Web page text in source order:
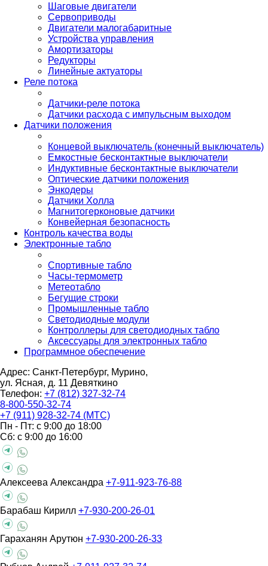
Шаговые двигатели
Сервоприводы
Двигатели малогабаритные
Устройства управления
Амортизаторы
Редукторы
Линейные актуаторы
Реле потока
Датчики-реле потока
Датчики расхода с импульсным выходом
Датчики положения
Концевой выключатель (конечный выключатель)
Емкостные бесконтактные выключатели
Индуктивные бесконтактные выключатели
Оптические датчики положения
Энкодеры
Датчики Холла
Магнитогерконовые датчики
Конвейерная безопасность
Контроль качества воды
Электронные табло
Спортивные табло
Часы-термометр
Метеотабло
Бегущие строки
Промышленные табло
Светодиодные модули
Контроллеры для светодиодных табло
Аксессуары для электронных табло
Программное обеспечение
Адрес: Санкт-Петербург, Мурино,
ул. Ясная, д. 11 Девяткино
Телефон: +7 (812) 327-32-74
8-800-550-32-74
+7 (911) 928-32-74 (МТС)
Пн - Пт: с 9:00 до 18:00
Сб: с 9:00 до 16:00
Алексеева Александра +7-911-923-76-88
Барабаш Кирилл +7-930-200-26-01
Гараханян Арутюн +7-930-200-26-33